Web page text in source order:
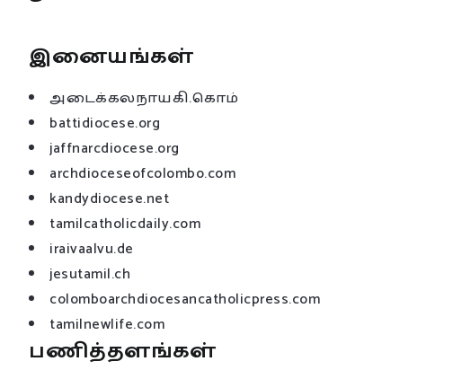
இனையங்கள்
அடைக்கலநாயகி.கொம்
battidiocese.org
jaffnarcdiocese.org
archdioceseofcolombo.com
kandydiocese.net
tamilcatholicdaily.com
iraivaalvu.de
jesutamil.ch
colomboarchdiocesancatholicpress.com
tamilnewlife.com
பணித்தளங்கள்